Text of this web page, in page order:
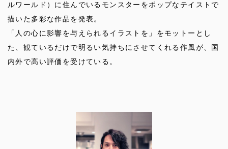
ルワールド）に住んでいるモンスターをポップなテイストで
描いた多彩な作品を発表。
「人の心に影響を与えられるイラストを」をモットーとし
た、観ているだけで明るい気持ちにさせてくれる作風が、国
内外で高い評価を受けている。